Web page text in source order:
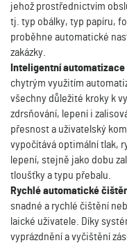
jehož prostřednictvím
tj. typ obálky, typ papíru,
proběhne automatické
zakázky.
Inteligentní automatizace
chytrým využitím
všechny důležité kroky k
zdrsňování, lepení i
přesnost a uživatelský
vypočítává optimální tlak,
lepení, stejně jako dobu
tloušťky a typu přebalu.
Rychlé automatické
snadné a rychlé čištění
laické uživatele. Díky
vyprázdnění a vyčištění